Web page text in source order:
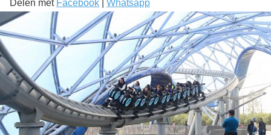
Delen met Facebook Whatsapp